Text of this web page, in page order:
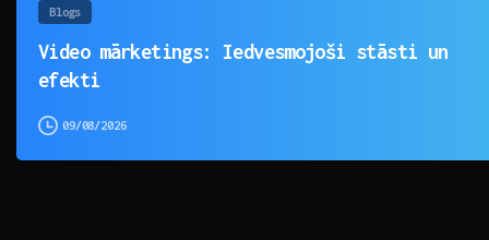
Blogs
Video mārketings: Iedvesmojoši stāsti un
efekti
09/08/2026